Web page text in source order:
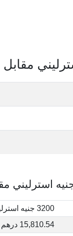
3200 جنيه استرليني إلى درهم إماراتي
15,810.54 درهم إماراتي